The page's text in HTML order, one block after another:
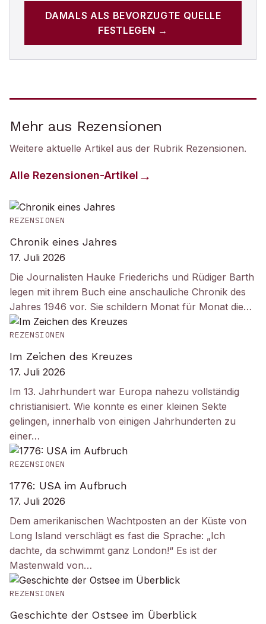
DAMALS ALS BEVORZUGTE QUELLE
FESTLEGEN →
Mehr aus Rezensionen
Weitere aktuelle Artikel aus der Rubrik Rezensionen.
Alle Rezensionen-Artikel
REZENSIONEN
Chronik eines Jahres
17. Juli 2026
Die Journalisten Hauke Friederichs und Rüdiger Barth
legen mit ihrem Buch eine anschauliche Chronik des
Jahres 1946 vor. Sie schildern Monat für Monat die…
REZENSIONEN
Im Zeichen des Kreuzes
17. Juli 2026
Im 13. Jahrhundert war Europa nahezu vollständig
christianisiert. Wie konnte es einer kleinen Sekte
gelingen, innerhalb von einigen Jahrhunderten zu
einer…
REZENSIONEN
1776: USA im Aufbruch
17. Juli 2026
Dem amerikanischen Wachtposten an der Küste von
Long Island verschlägt es fast die Sprache: „Ich
dachte, da schwimmt ganz London!“ Es ist der
Mastenwald von…
REZENSIONEN
Geschichte der Ostsee im Überblick